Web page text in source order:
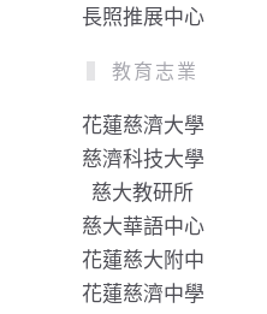
長照推展中心
教育志業
花蓮慈濟大學
慈濟科技大學
慈大教研所
慈大華語中心
花蓮慈大附中
花蓮慈濟中學